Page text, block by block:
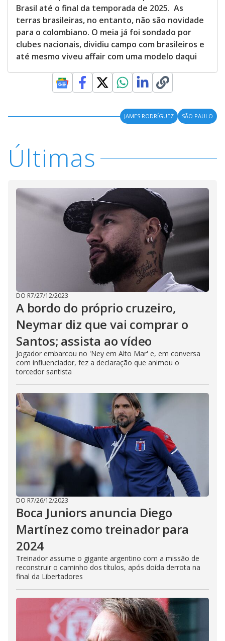
Brasil até o final da temporada de 2025. As
terras brasileiras, no entanto, não são novidade
para o colombiano. O meia já foi sondado por
clubes nacionais, dividiu campo com brasileiros e
até mesmo viveu affair com uma modelo daqui
JAMES RODRÍGUEZ SÃO PAULO
Últimas
DO R7/27/12/2023
A bordo do próprio cruzeiro,
Neymar diz que vai comprar o
Santos; assista ao vídeo
Jogador embarcou no 'Ney em Alto Mar' e, em conversa
com influenciador, fez a declaração que animou o
torcedor santista
DO R7/26/12/2023
Boca Juniors anuncia Diego
Martínez como treinador para
2024
Treinador assume o gigante argentino com a missão de
reconstruir o caminho dos títulos, após doída derrota na
final da Libertadores